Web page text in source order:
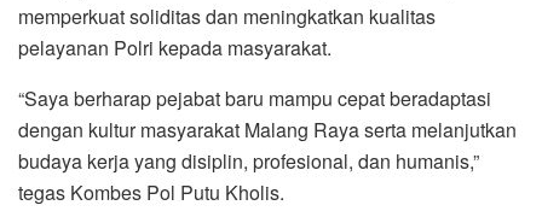
memperkuat soliditas dan meningkatkan kualitas
pelayanan Polri kepada masyarakat.
“Saya berharap pejabat baru mampu cepat beradaptasi
dengan kultur masyarakat Malang Raya serta melanjutkan
budaya kerja yang disiplin, profesional, dan humanis,”
tegas Kombes Pol Putu Kholis.